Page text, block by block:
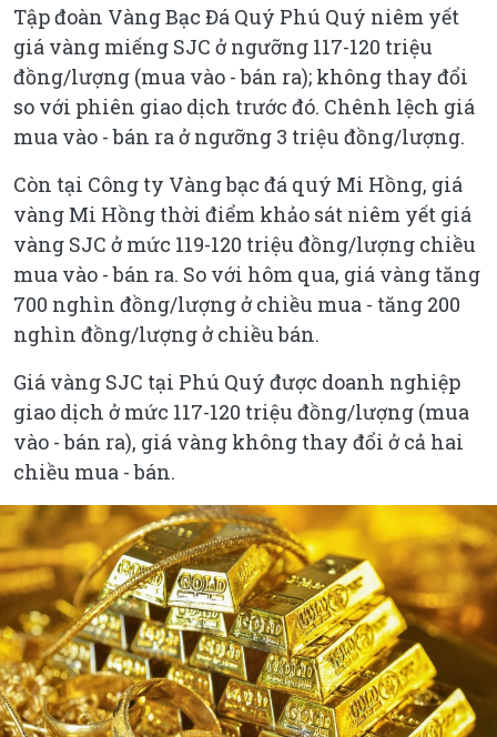
Tập đoàn Vàng Bạc Đá Quý Phú Quý niêm yết
giá vàng miếng SJC ở ngưỡng 117-120 triệu
đồng/lượng (mua vào - bán ra); không thay đổi
so với phiên giao dịch trước đó. Chênh lệch giá
mua vào - bán ra ở ngưỡng 3 triệu đồng/lượng.
Còn tại Công ty Vàng bạc đá quý Mi Hồng, giá
vàng Mi Hồng thời điểm khảo sát niêm yết giá
vàng SJC ở mức 119-120 triệu đồng/lượng chiều
mua vào - bán ra. So với hôm qua, giá vàng tăng
700 nghìn đồng/lượng ở chiều mua - tăng 200
nghìn đồng/lượng ở chiều bán.
Giá vàng SJC tại Phú Quý được doanh nghiệp
giao dịch ở mức 117-120 triệu đồng/lượng (mua
vào - bán ra), giá vàng không thay đổi ở cả hai
chiều mua - bán.